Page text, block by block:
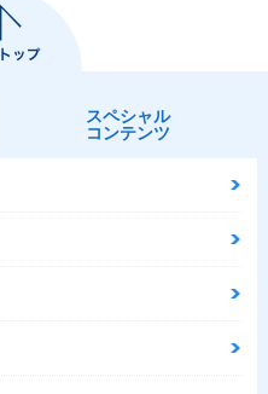
スペシャル
コンテンツ